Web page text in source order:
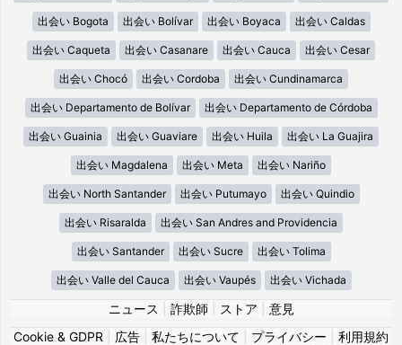
出会い Bogota 出会い Bolívar 出会い Boyaca 出会い Caldas
出会い Caqueta 出会い Casanare 出会い Cauca 出会い Cesar
出会い Chocó 出会い Cordoba 出会い Cundinamarca
出会い Departamento de Bolívar 出会い Departamento de Córdoba
出会い Guainia 出会い Guaviare 出会い Huila 出会い La Guajira
出会い Magdalena 出会い Meta 出会い Nariño
出会い North Santander 出会い Putumayo 出会い Quindio
出会い Risaralda 出会い San Andres and Providencia
出会い Santander 出会い Sucre 出会い Tolima
出会い Valle del Cauca 出会い Vaupés 出会い Vichada
ニュース 詐欺師 ストア
意見
Cookie & GDPR
広告 私たちについて プライバシー
利用規約